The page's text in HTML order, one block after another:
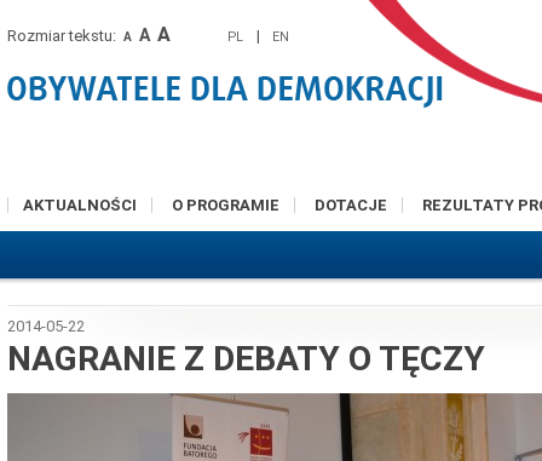
Rozmiar tekstu: A A A PL | EN
AKTUALNOŚCI O PROGRAMIE DOTACJE REZULTATY
2014-05-22
NAGRANIE Z DEBATY O TĘCZY